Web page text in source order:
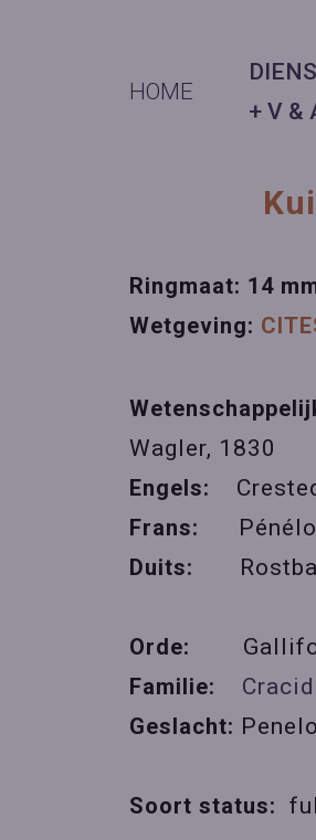
HOME
+ V &
Ringmaat: 14
Wetgeving:
Wagler, 1830
Engels:
Frans:
Duits:
Orde:
Familie:
Geslacht:
Soort status: